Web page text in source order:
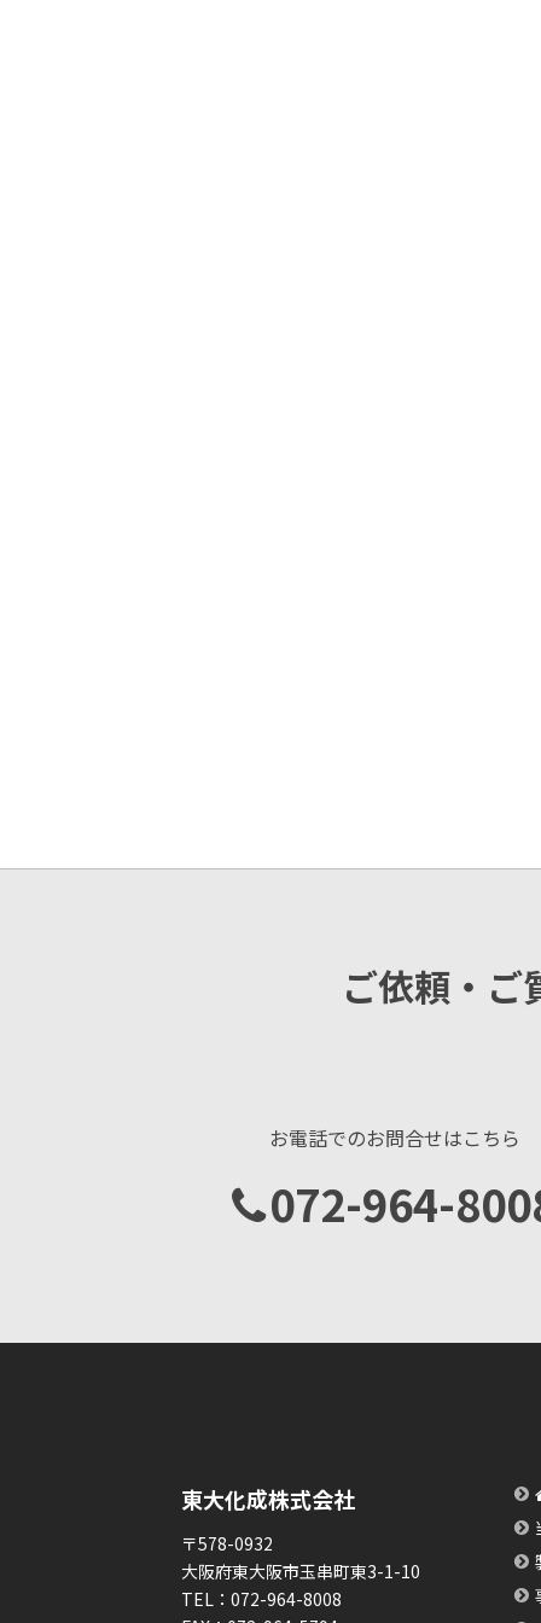
ご依頼・ご
お電話でのお問合せはこちら
072-964-
東大化成株式会社
〒578-0932
大阪府東大阪市玉串町東3-1-10
TEL： 072-964-8008